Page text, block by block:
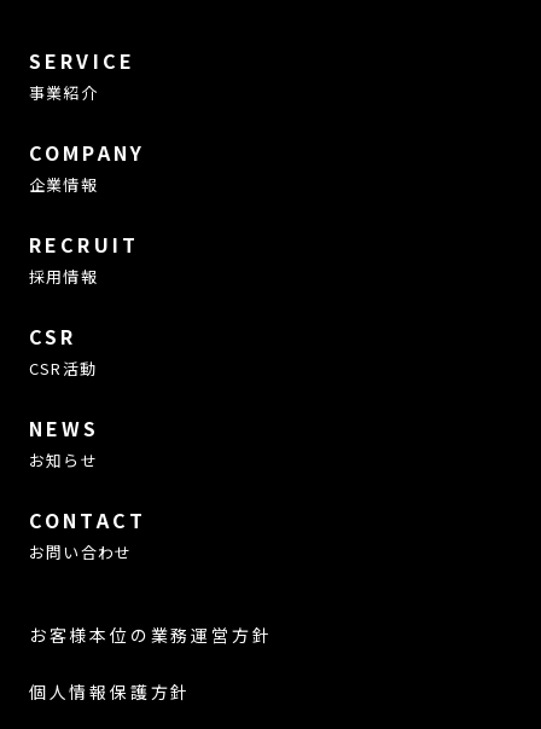
SERVICE
事業紹介
COMPANY
企業情報
RECRUIT
採用情報
CSR
CSR活動
NEWS
お知らせ
CONTACT
お問い合わせ
お客様本位の業務運営方針
個人情報保護方針